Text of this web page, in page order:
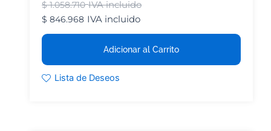
$1.058.710 IVA incluido
$ 846.968 IVA incluido
Adicionar al Carrito
Lista de Deseos